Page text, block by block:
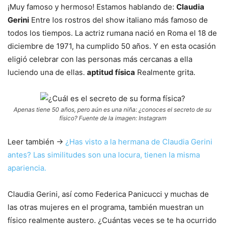
¡Muy famoso y hermoso! Estamos hablando de: Claudia
Gerini Entre los rostros del show italiano más famoso de
todos los tiempos. La actriz rumana nació en Roma el 18 de
diciembre de 1971, ha cumplido 50 años. Y en esta ocasión
eligió celebrar con las personas más cercanas a ella
luciendo una de ellas. aptitud física Realmente grita.
Apenas tiene 50 años, pero aún es una niña: ¿conoces el secreto de su
físico? Fuente de la imagen: Instagram
Leer también -> ¿Has visto a la hermana de Claudia Gerini
antes? Las similitudes son una locura, tienen la misma
apariencia.
Claudia Gerini, así como Federica Panicucci y muchas de
las otras mujeres en el programa, también muestran un
físico realmente austero. ¿Cuántas veces se te ha ocurrido